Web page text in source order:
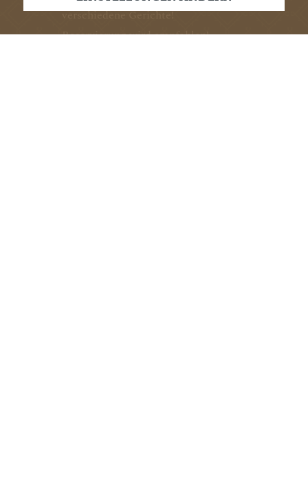
verschiedene Gerichte!
Reservierung wird empfohlen!